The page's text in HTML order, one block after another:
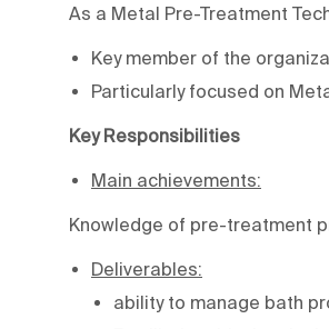
As a Metal Pre-Treatment
Key member of the
Particularly focused on
Key Responsibilities
Main achievements:
Knowledge of pre-treatment
Deliverables:
ability to manage bath